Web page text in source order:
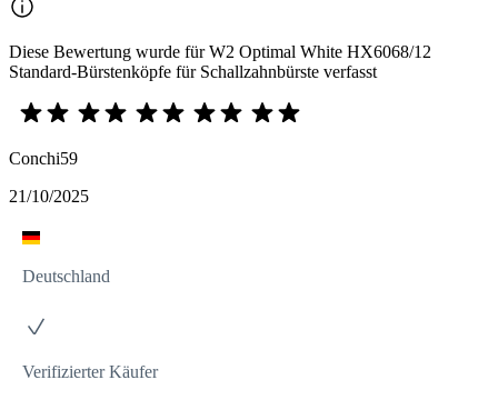
Diese Bewertung wurde für W2 Optimal White HX6068/12
Standard-Bürstenköpfe für Schallzahnbürste verfasst
Conchi59
21/10/2025
Deutschland
Verifizierter Käufer